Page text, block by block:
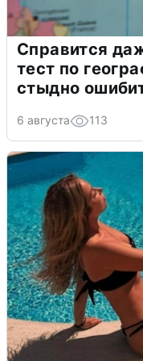
Справится
тест по
стыдно
6 августа 113